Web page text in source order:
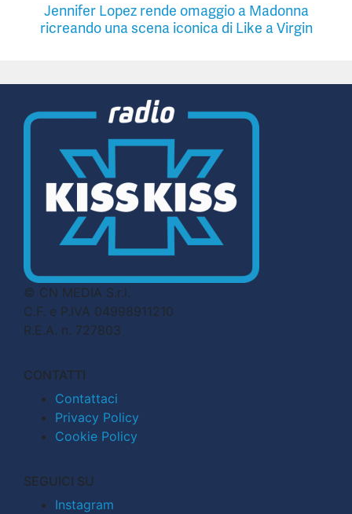
Jennifer Lopez rende omaggio a Madonna
ricreando una scena iconica di Like a Virgin
© CN MEDIA S.r.l.
C.F. e P.IVA 04998911210
R.E.A. n. 727803
CONTATTI
Contattaci
Privacy Policy
Cookie Policy
SEGUICI SU
Instagram